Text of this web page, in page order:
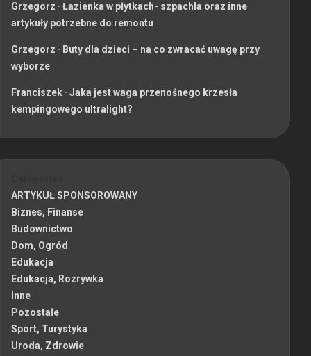
Grzegorz -Łazienka w płytkach- szpachla oraz inne
artykuły potrzebne do remontu
Grzegorz - Buty dla dzieci – na co zwracać uwagę przy
wyborze
Franciszek-Jaka jest waga przenośnego krzesła
kempingowego ultralight?
ARTYKUŁ SPONSOROWANY
Biznes, Finanse
Budownictwo
Dom, Ogród
Edukacja
Edukacja, Rozrywka
Inne
Pozostałe
Sport, Turystyka
Uroda, Zdrowie